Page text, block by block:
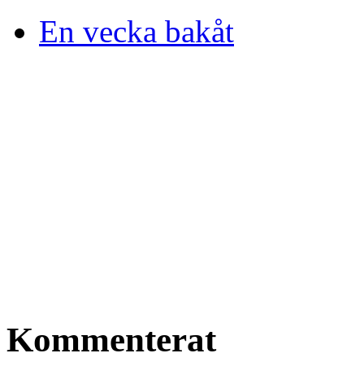
En vecka bakåt
Kommenterat